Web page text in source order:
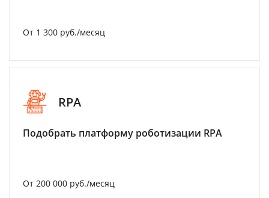
От 1 300 руб./месяц
RPA
Подобрать платформу роботизации RPA
От 200 000 руб./месяц